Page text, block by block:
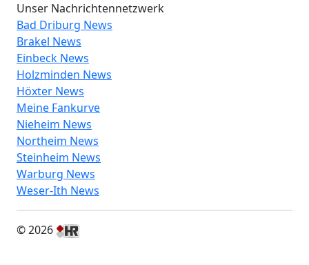
Unser Nachrichtennetzwerk
Bad Driburg News
Brakel News
Einbeck News
Holzminden News
Höxter News
Meine Fankurve
Nieheim News
Northeim News
Steinheim News
Warburg News
Weser-Ith News
© 2026